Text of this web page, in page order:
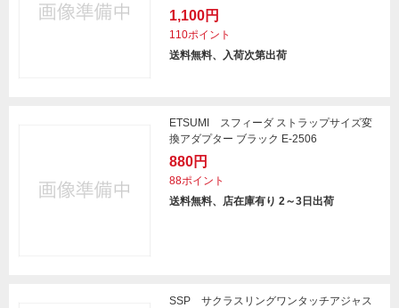
1,100円
110ポイント
送料無料、入荷次第出荷
ETSUMI スフィーダ ストラップサイズ変
換アダプター ブラック E-2506
880円
88ポイント
送料無料、店在庫有り 2～3日出荷
SSP サクラスリングワンタッチアジャス